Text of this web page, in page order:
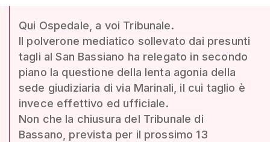
Qui Ospedale, a voi Tribunale.
Il polverone mediatico sollevato dai presunti
tagli al San Bassiano ha relegato in secondo
piano la questione della lenta agonia della
sede giudiziaria di via Marinali, il cui taglio è
invece effettivo ed ufficiale.
Non che la chiusura del Tribunale di
Bassano, prevista per il prossimo 13